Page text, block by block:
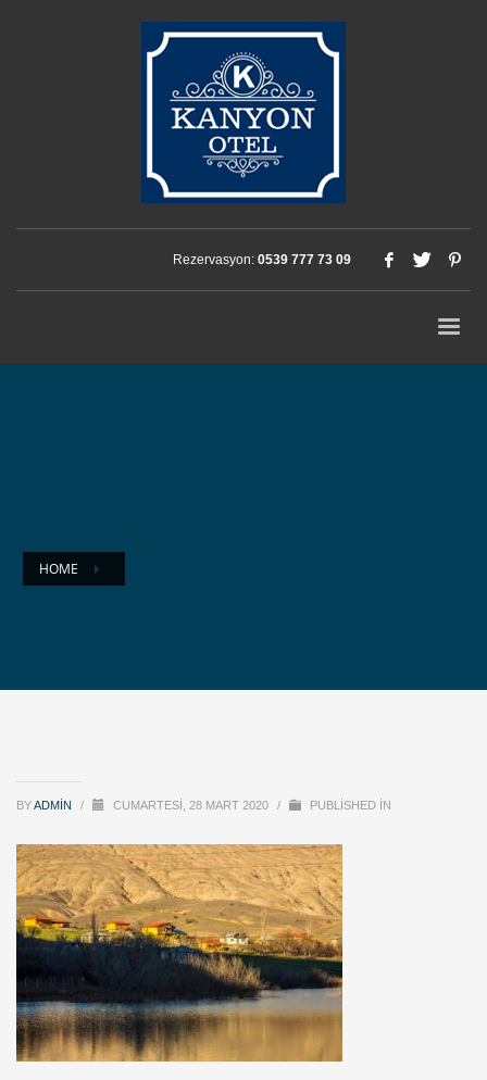
Rezervasyon: 0539 777 73 09
HOME
BYADMIN / CUMARTESI, 28 MART 2020 / PUBLISHED IN